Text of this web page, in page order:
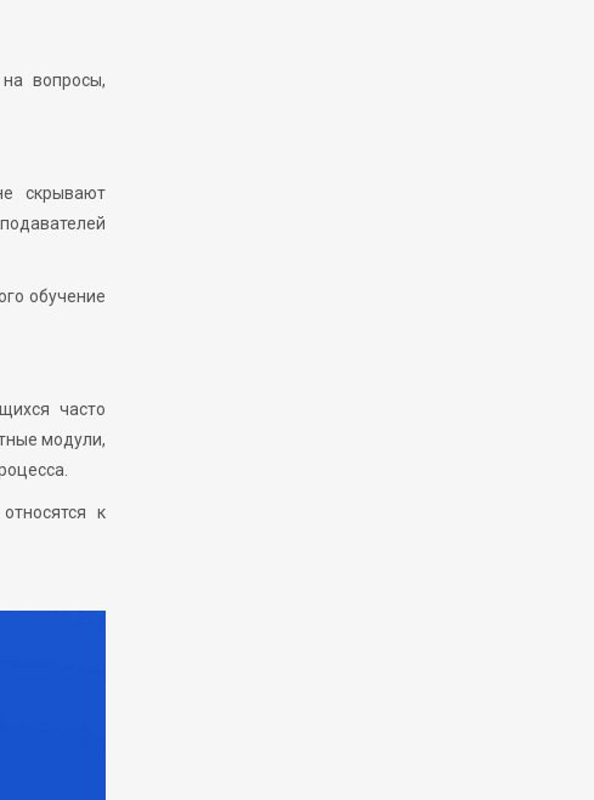
вопросы,
скрывают
обучение
часто
модули,
к